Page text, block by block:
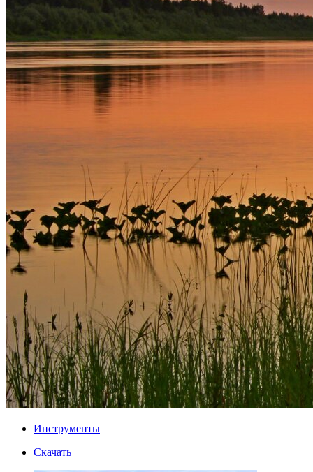
Инструменты
Скачать